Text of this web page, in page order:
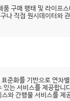
구매 행태 및 라이프
나 직접 원시데이터와
준화를 기반으로 연차
있는 서비스를 제공합니
와 간행물 서비스를 제